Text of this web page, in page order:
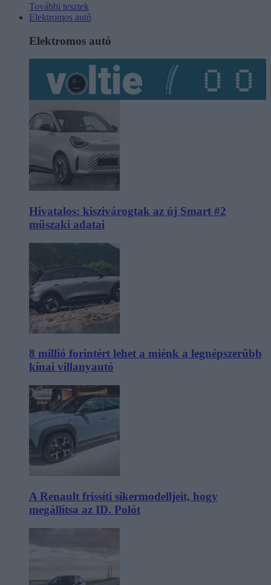
További tesztek
Elektromos autó
Elektromos autó
Hivatalos: kiszivárogtak az új Smart #2
műszaki adatai
8 millió forintért lehet a miénk a legnépszerűbb
kínai villanyautó
A Renault frissíti sikermodelljeit, hogy
megállítsa az ID. Polót